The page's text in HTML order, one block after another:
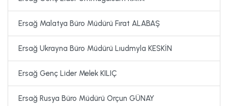
Ersağ Malatya Büro Müdürü Fırat ALABAŞ
Ersağ Ukrayna Büro Müdürü Lıudmyla KESKİN
Ersağ Genç Lider Melek KILIÇ
Ersağ Rusya Büro Müdürü Orçun GÜNAY